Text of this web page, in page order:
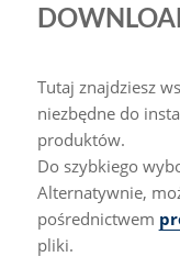
Tutaj znajdziesz
niezbędne do
produktów.
Do szybkiego
Alternatywnie,
pośrednictwem
pliki.